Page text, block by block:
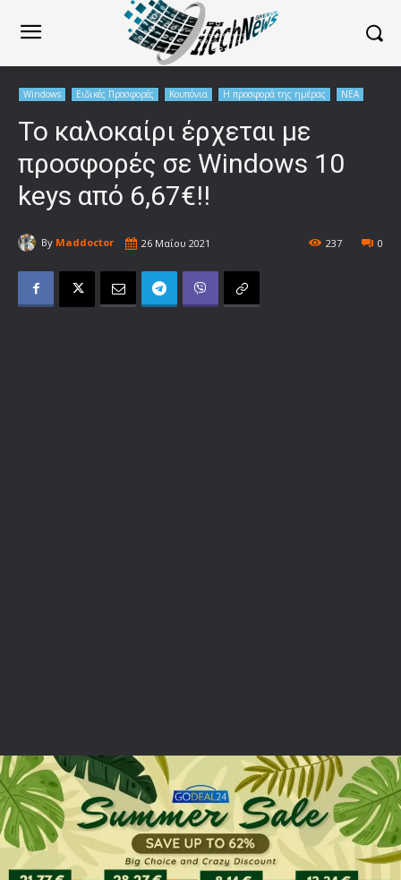
Windows Ειδικές Προσφορές Κουπόνια Η προσφορά της ημέρας ΝΕΑ
Το καλοκαίρι έρχεται με
προσφορές σε Windows 10
keys από 6,67€!!
By Maddoctor 26 Μαΐου 2021 0
237